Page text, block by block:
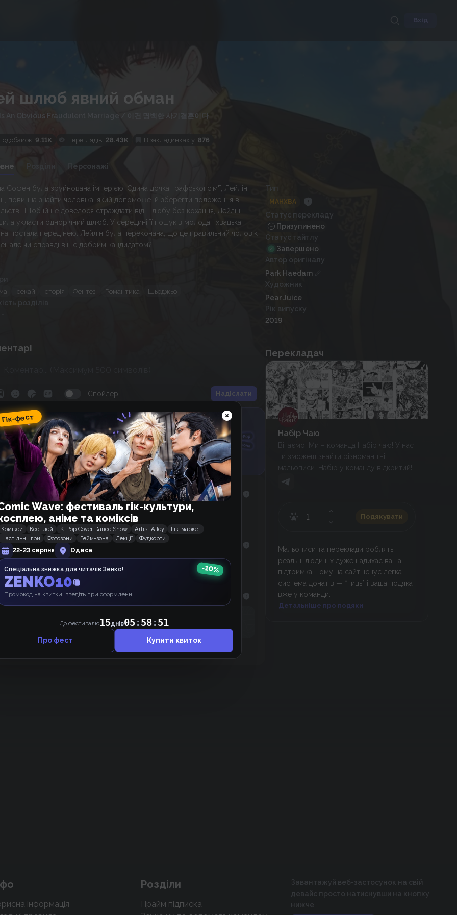
Вхід
шлюб явний обман
An Obvious Fraudulent Marriage 이건 명백한 사기결혼이다
9.11K Переглядів: 28.43K В закладинках у: 876
Розділи Персонажі
Софен була зруйнована імперією. Єдина дочка графської сім'ї, Лейлін
повинна знайти чоловіка, який допоможе їй зберегти положення в
Щоб їй не довелося страждати від шлюбу без кохання, Лейлін
укласти однорічний шлюб. У середині її пошуків молода і хвацька
постала перед нею. Лейлін була переконана, що це правильний чоловік
але чи справді він є добрим кандидатом?
Ісекай Історія Фентезі Романтика Шьоджьо
розділів
Спойлер Надіслати
фест
Wave: фестиваль гік-
косплею, аніме та
15днів05:58:50
Пані Софі
Пані Софі Фанатка рік тому
Сумно, що закинули переклад((
Відповісти 2
🎀Уляночко🎀
Відповісти
АНОНІМКА Марево 2 роки тому
Оцінка 9/10
Відповісти
Тип
МАНХВА
Статус перекладу
Призупинено
Статус тайтлу
Завершено
Автор оригіналу
Park Haedam
Художник
Pear Juice
Рік випуску
2019
Перекладач
Набір Чаю
Вітаємо! Ми – команда Набір чаю! У нас
ти зможеш знайти різноманітні
мальописи. Набір у команду відкритий!
Подякувати
Мальописи та переклади роблять
реальні люди і їх дуже надихає ваша
підтримка! Тому на сайті існує легка
система донатів — *тиць* і ваша подяка
вже у команди.
Детальніше про подяки
інформація
Розділи
Прайм підписка
Завантажуй веб-застосунок на свій
девайс просто натиснувши на кнопку
нижче
Гік-фест
Wave: фестиваль гік-культури,
аніме та коміксів
Комікси Косплей K-Pop Cover Dance Show Artist Alley
Гік-маркет
Настільні ігри
Фотозони Гейм-зона Лекції
Фудкорти
22-23 серпня
Одеса
Спеціальна знижка для читачів Зенко!
ZENKO10
Промокод на квитки, введіть при оформленні
-10%
До фестивалю15днів05:58:50
Про фест Купити квиток